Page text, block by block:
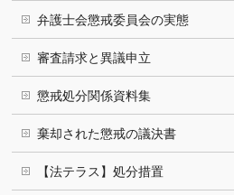
弁護士会懲戒委員会の実態
審査請求と異議申立
懲戒処分関係資料集
棄却された懲戒の議決書
【法テラス】処分措置